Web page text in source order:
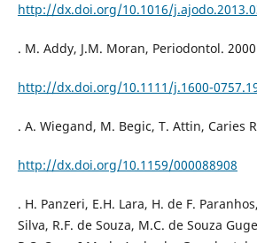
http://dx.doi.org/10.1016/
. M. Addy, J.M. Moran, Periodontol.
http://dx.doi.org/10.1111/j.1600-
. A. Wiegand, M. Begic, T. Attin, Caries
http://dx.doi.org/10.1159/000088908
. H. Panzeri, E.H. Lara, H. de F.
Silva, R.F. de Souza, M.C. de Souza